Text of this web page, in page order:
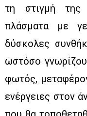
τη στιγμή της
πλάσματα με
δύσκολες
ωστόσο
φωτός,
ενέργειες στον